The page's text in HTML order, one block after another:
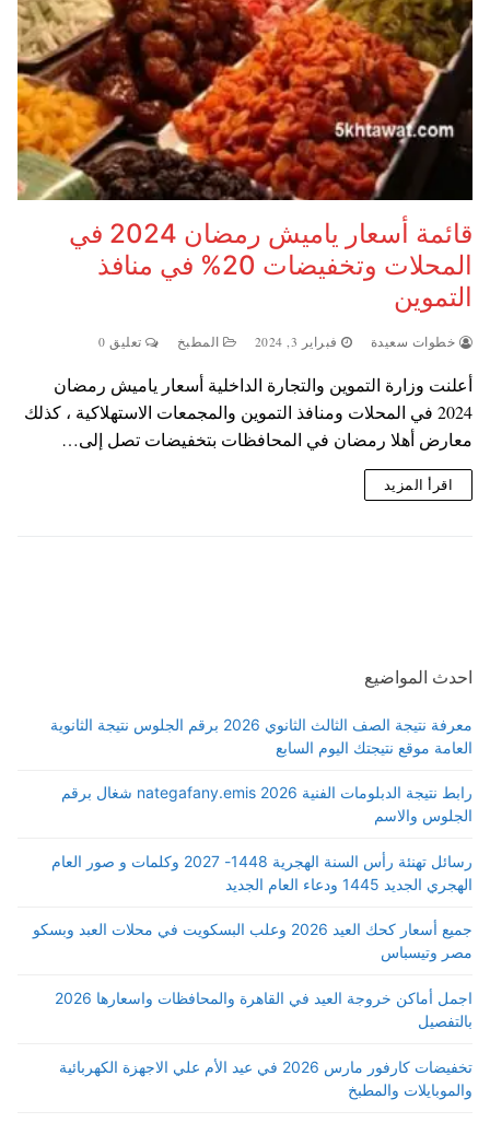
قائمة أسعار ياميش رمضان 2024 في
المحلات وتخفيضات 20% في منافذ
التموين
خطوات سعيدة فبراير 3, 2024 المطبخ تعليق 0
أعلنت وزارة التموين والتجارة الداخلية أسعار ياميش رمضان
2024 في المحلات ومنافذ التموين والمجمعات الاستهلاكية ، كذلك
معارض أهلا رمضان في المحافظات بتخفيضات تصل إلى…
اقرأ المزيد
احدث المواضيع
معرفة نتيجة الصف الثالث الثانوي 2026 برقم الجلوس نتيجة الثانوية
العامة موقع نتيجتك اليوم السابع
رابط نتيجة الدبلومات الفنية 2026 nategafany.emis شغال برقم
الجلوس والاسم
رسائل تهنئة رأس السنة الهجرية 1448- 2027 وكلمات و صور العام
الهجري الجديد 1445 ودعاء العام الجديد
جميع أسعار كحك العيد 2026 وعلب البسكويت في محلات العبد وبسكو
مصر وتيسباس
اجمل أماكن خروجة العيد في القاهرة والمحافظات واسعارها 2026
بالتفصيل
تخفيضات كارفور مارس 2026 في عيد الأم علي الاجهزة الكهربائية
والموبايلات والمطبخ